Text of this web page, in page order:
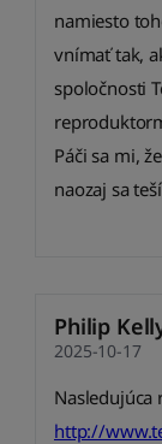
namiesto
vnímať tak,
spoločnosti
Páči sa mi,
naozaj sa
Philip
2025-10-17
Nasledujúca
http://